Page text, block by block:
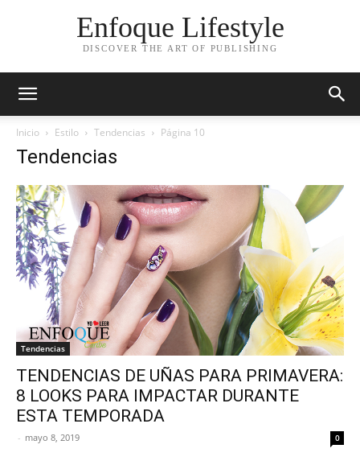
Enfoque Lifestyle
DISCOVER THE ART OF PUBLISHING
Inicio Estilo Tendencias Página 10
Tendencias
Tendencias
TENDENCIAS DE UÑAS PARA PRIMAVERA:
8 LOOKS PARA IMPACTAR DURANTE
ESTA TEMPORADA
- mayo 8, 2019 0